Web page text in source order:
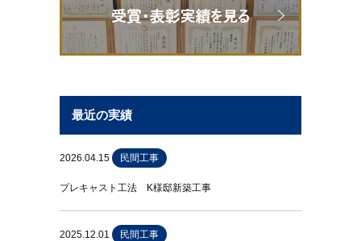
最近の実績
2026.04.15 民間工事
プレキャスト工法 K様邸新築工事
2025.12.01 民間工事